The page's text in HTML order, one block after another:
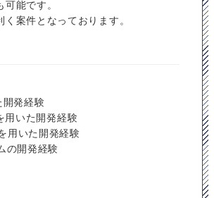
能です。
案件となっております。
開発経験
用いた開発経験
用いた開発経験
の開発経験